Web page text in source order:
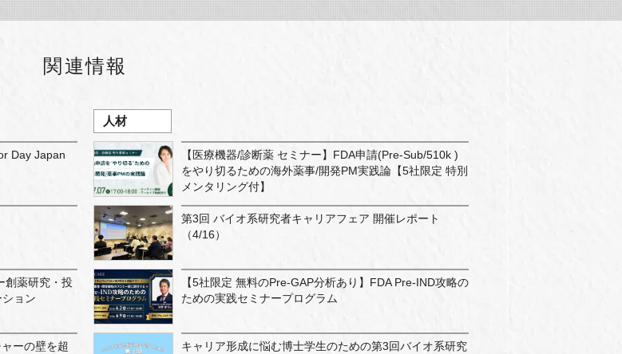
関連情報
Day Japan
創薬研究・投
ョン
ーの壁を超
人材
【医療機器/診断薬 セミナー】FDA申請(Pre-Sub/510k )
をやり切るための海外薬事/開発PM実践論【5社限定 特別
メンタリング付】
第3回 バイオ系研究者キャリアフェア 開催レポート
（4/16）
【5社限定 無料のPre-GAP分析あり】FDA Pre-IND攻略の
ための実践セミナープログラム
キャリア形成に悩む博士学生のための第3回バイオ系研究